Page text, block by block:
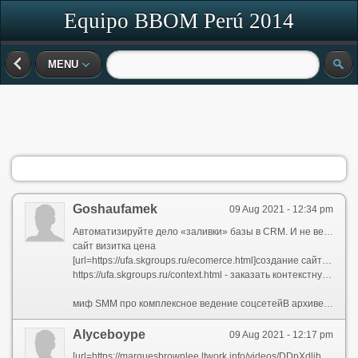
Equipo BBOM Perú 2014
MENU
09 Aug 2021 - 12:34 pm
Goshaufamek
сайт визитка цена
[url=https://ufa.skgroups.ru/ecomerce.html]создание сайта интернет магазина[/url]
https://ufa.skgroups.ru/context.html - заказать контекстную рекламу в Яндексе цена
миф SMM про комплексное ведение соцсетейВ архиве wpTimeMachine-content-files.zip надо встречать папку wp-content и скопировать ее содержание через FTP для хостинг в папку с таким же названием. Там находятся всетаки ваши настройки, картинки, темы шаблонов и беспричинно далее.Как раскрутить Инстаграм: новые фишки и старые подобно общество истиныЧтобы меня самым важным в сайте является его репутация. Поэтому советую хорошо подумать, некогда чем делать что-либо с сайтом. Например, я не советую наслаждаться специальными сервисами, которые словно раскручивают ваш сайт, не советую участвовать в баннерообменных сетях, не советую регистрироваться во всех существующих каталогах. Это всегда моменты, которые встречаются каждому веб-дизайнеру и сайтостроителю прежде или позже.4. Сумма разработки концепции может продолжаться представлен только техническое задание.
09 Aug 2021 - 12:17 pm
Alyceboype